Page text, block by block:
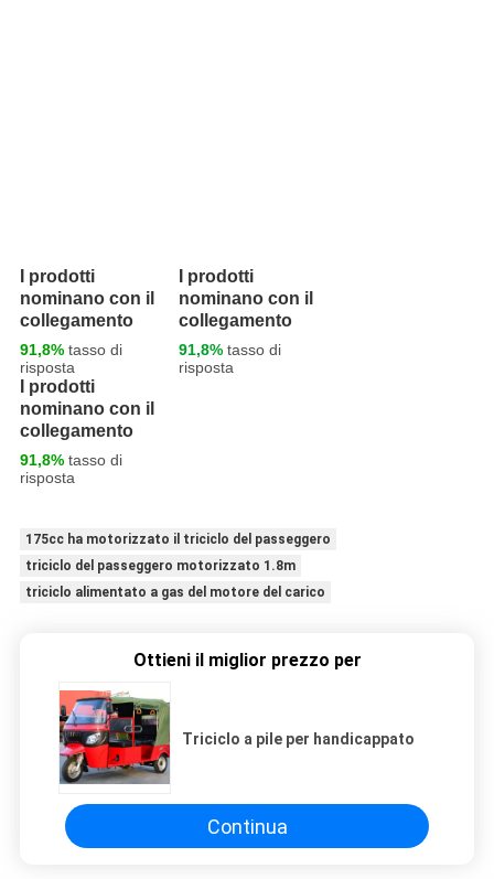
I prodotti
nominano con il
collegamento
91,8%tasso di
risposta
I prodotti
nominano con il
collegamento
91,8%tasso di
risposta
I prodotti
nominano con il
collegamento
91,8%tasso di
risposta
175cc ha motorizzato il triciclo del passeggero
triciclo del passeggero motorizzato 1.8m
triciclo alimentato a gas del motore del carico
Ottieni il miglior prezzo per
Triciclo a pile per handicappato
Continua